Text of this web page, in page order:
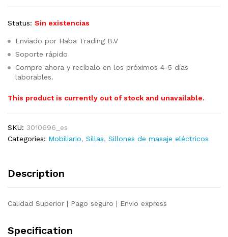
Status: Sin existencias
Enviado por Haba Trading B.V
Soporte rápido
Compre ahora y recíbalo en los próximos 4-5 días
laborables.
This product is currently out of stock and unavailable.
SKU: 3010696_es
Categories: Mobiliario, Sillas, Sillones de masaje eléctricos
Description
Calidad Superior | Pago seguro | Envio express
Specification